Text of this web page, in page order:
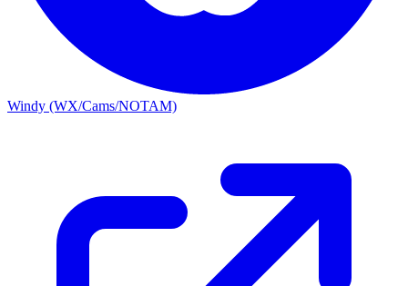
Windy (WX/Cams/NOTAM)